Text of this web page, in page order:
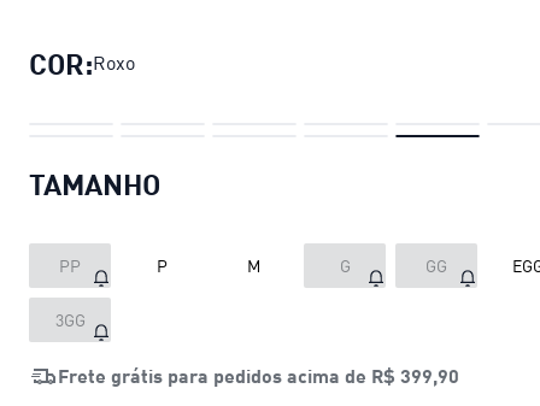
COR:Roxo
TAMANHO
PP P M G GG
3GG
Frete grátis para pedidos acima de R$ 399,90